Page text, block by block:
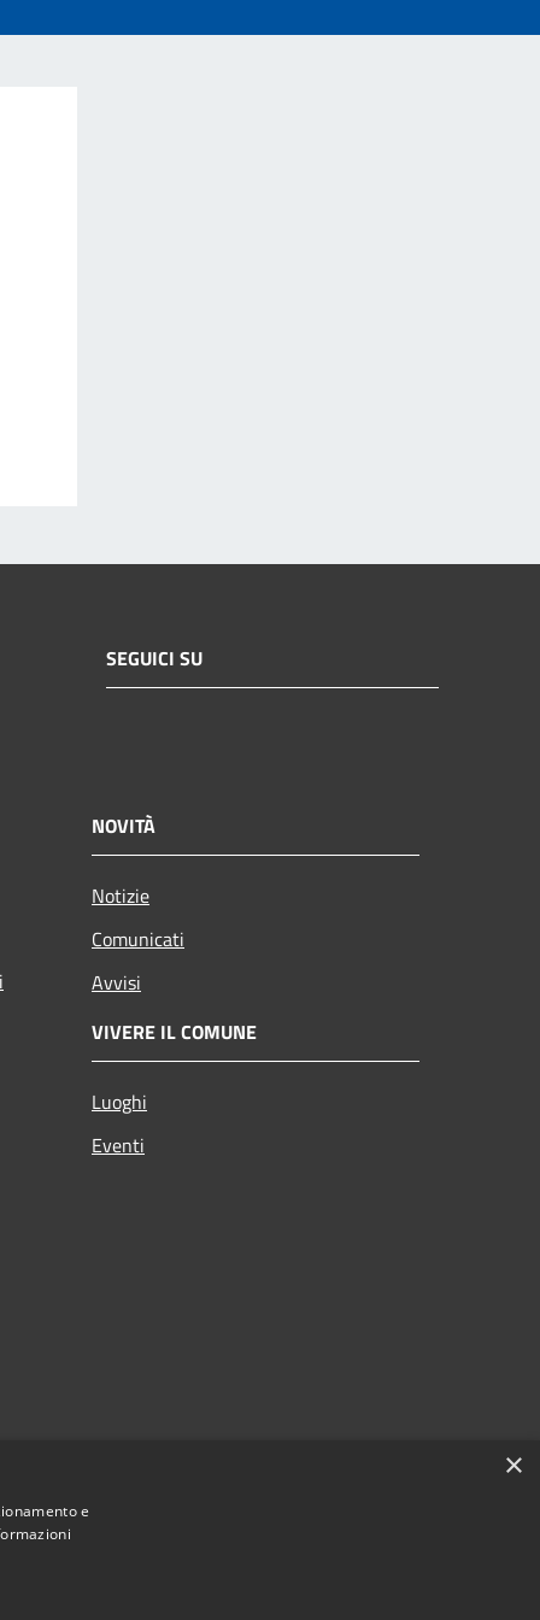
SEGUICI SU
NOVITÀ
Notizie
Comunicati
Avvisi
VIVERE IL COMUNE
Luoghi
Eventi
×
e